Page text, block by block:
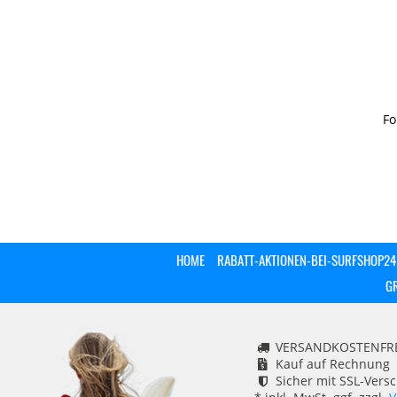
HOME RABATT-AKTIONEN-BEI-SURFSHOP24
Kauf auf Rechnung
Sicher mit SSL-